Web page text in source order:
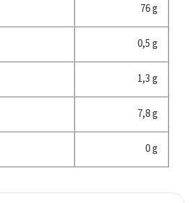
76 g
0,5 g
1,3 g
7,8 g
0 g